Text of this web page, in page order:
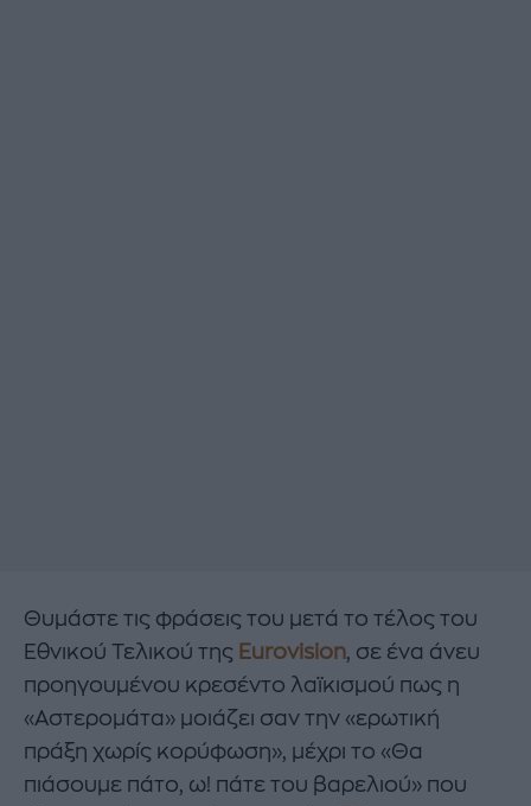
Θυμάστε τις φράσεις του μετά το τέλος του
Εθνικού Τελικού της Eurovision, σε ένα άνευ
προηγουμένου κρεσέντο λαϊκισμού πως η
«Αστερομάτα» μοιάζει σαν την «ερωτική
πράξη χωρίς κορύφωση», μέχρι το «Θα
πιάσουμε πάτο, ω! πάτε του βαρελιού» που